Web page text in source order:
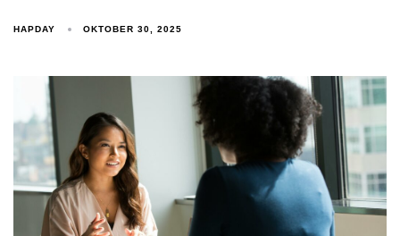
HAPDAY OKTOBER 30, 2025